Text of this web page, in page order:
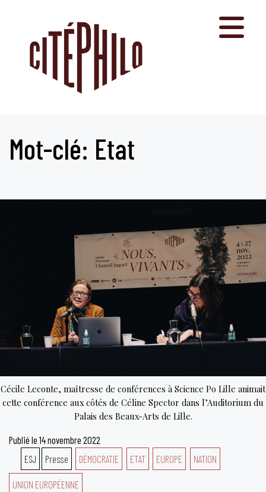
Mot-clé: Etat
Cécile Leconte, maîtresse de conférences à Science Po Lille animait
cette conférence aux côtés de Céline Spector dans l’Auditorium du
Palais des Beaux-Arts de Lille.
Publié le 14 novembre 2022
ESJ
Presse DÉMOCRATIE ETAT EUROPE NATION
UNION EUROPÉENNE